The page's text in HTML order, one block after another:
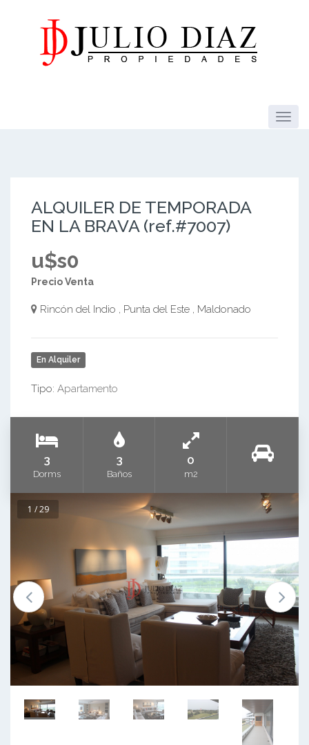
ALQUILER DE TEMPORADA
EN LA BRAVA (ref.#7007)
u$s0
Precio Venta
Rincón del Indio , Punta del Este , Maldonado
En Alquiler
Tipo: Apartamento
3
Dorms
3
Baños
0
m2
1 / 29